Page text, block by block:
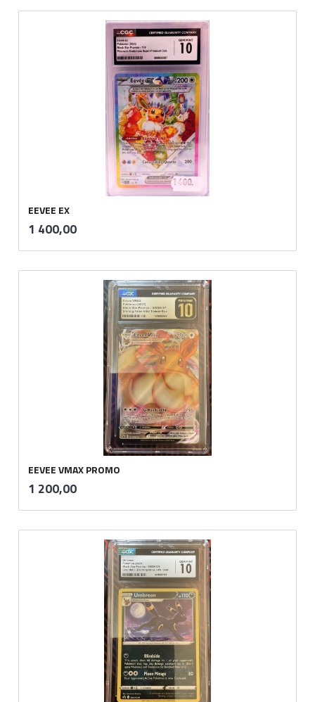
EEVEE EX
Pris
1 400,00mva.
EEVEE VMAX PROMO
Pris
1 200,00mva.